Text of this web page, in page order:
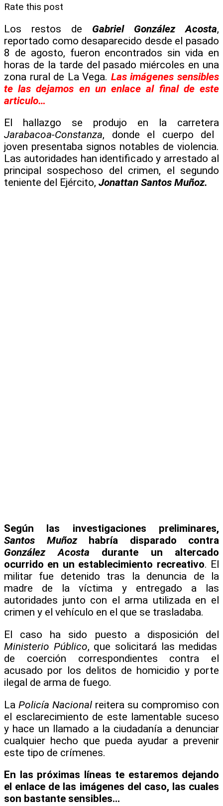
Rate this post
Los restos de Gabriel González Acosta,
reportado como desaparecido desde el pasado
8 de agosto, fueron encontrados sin vida en
horas de la tarde del pasado miércoles en una
zona rural de La Vega. Las imágenes sensibles
te las dejamos en un enlace al final de este
articulo…
El hallazgo se produjo en la carretera
Jarabacoa-Constanza, donde el cuerpo del
joven presentaba signos notables de violencia.
Las autoridades han identificado y arrestado al
principal sospechoso del crimen, el segundo
teniente del Ejército, Jonattan Santos Muñoz.
Según las investigaciones preliminares,
Santos Muñozhabría disparado contra
González
Acosta durante un altercado
ocurrido en un establecimiento recreativo. El
militar fue detenido tras la denuncia de la
madre de la víctima y entregado a las
autoridades junto con el arma utilizada en el
crimen y el vehículo en el que se trasladaba.
El caso ha sido puesto a disposición del
Ministerio Público, que solicitará las medidas
de coerción correspondientes contra el
acusado por los delitos de homicidio y porte
ilegal de arma de fuego.
La Policía Nacional reitera su compromiso con
el esclarecimiento de este lamentable suceso
y hace un llamado a la ciudadanía a denunciar
cualquier hecho que pueda ayudar a prevenir
este tipo de crímenes.
En las próximas líneas te estaremos dejando
el enlace de las imágenes del caso, las cuales
son bastante sensibles…